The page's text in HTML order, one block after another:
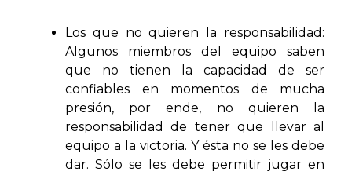
Los que no quieren la responsabilidad:
Algunos miembros del equipo saben
que no tienen la capacidad de ser
confiables en momentos de mucha
presión, por ende, no quieren la
responsabilidad de tener que llevar al
equipo a la victoria. Y ésta no se les debe
dar. Sólo se les debe permitir jugar en